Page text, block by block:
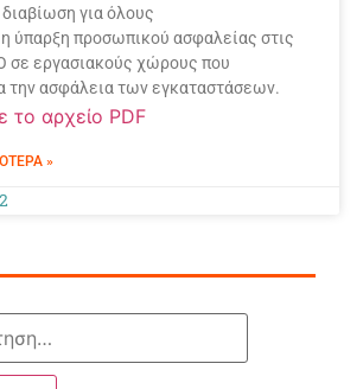
διαβίωση για όλους
ύπαρξη προσωπικού ασφαλείας στις
εργασιακούς χώρους που
την ασφάλεια των εγκαταστάσεων.
το αρχείο PDF
»